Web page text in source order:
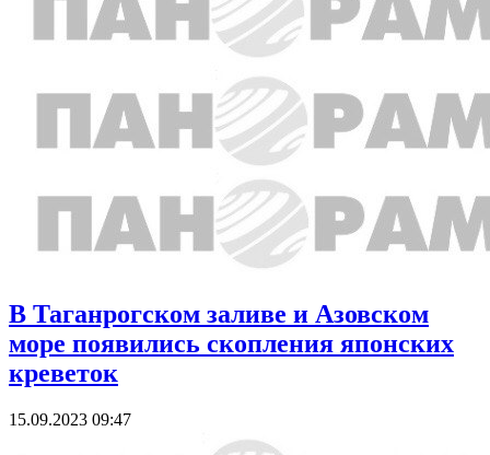
В Таганрогском заливе и Азовском
море появились скопления японских
креветок
15.09.2023 09:47